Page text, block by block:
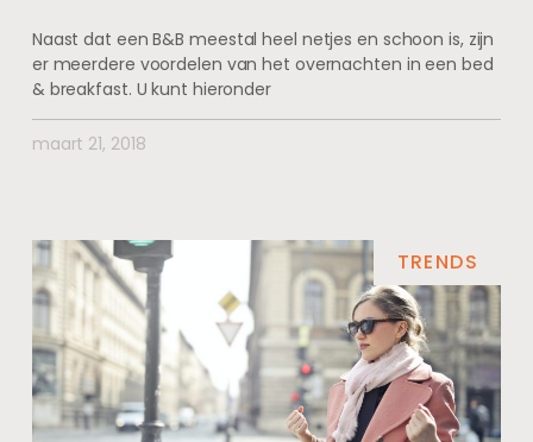
Naast dat een B&B meestal heel netjes en schoon is, zijn
er meerdere voordelen van het overnachten in een bed
& breakfast. U kunt hieronder
maart 21, 2018
TRENDS